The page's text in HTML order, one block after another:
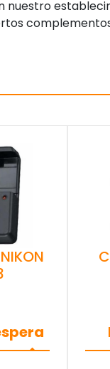
nuestro